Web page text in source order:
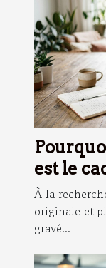
est le
À la
originale et
gravé...